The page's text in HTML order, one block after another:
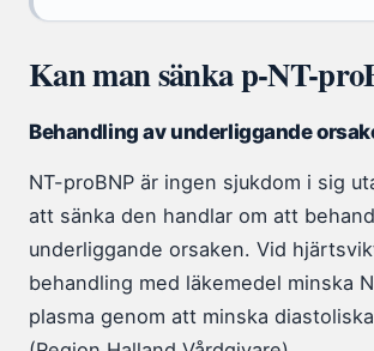
Kan man sänka p-NT-
Behandling av underliggande
NT-proBNP är ingen sjukdom i sig
att sänka den handlar om att
underliggande orsaken. Vid
behandling med läkemedel minska
plasma genom att minska